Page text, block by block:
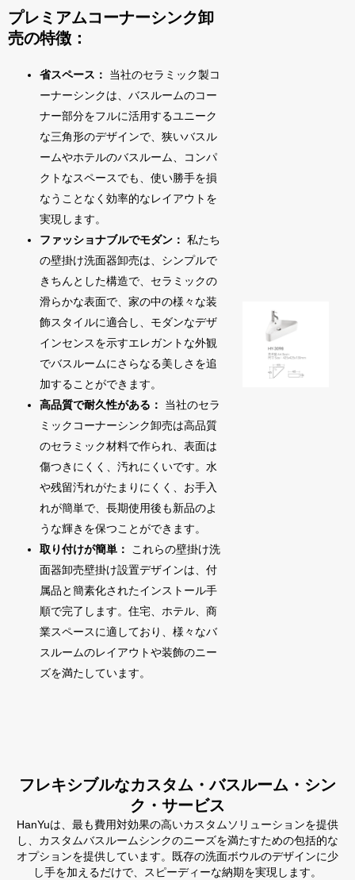
プレミアムコーナーシンク卸
売の特徴：
省スペース： 当社のセラミック製コ
ーナーシンクは、バスルームのコー
ナー部分をフルに活用するユニーク
な三角形のデザインで、狭いバスル
ームやホテルのバスルーム、コンパ
クトなスペースでも、使い勝手を損
なうことなく効率的なレイアウトを
実現します。
ファッショナブルでモダン： 私たち
の壁掛け洗面器卸売は、シンプルで
きちんとした構造で、セラミックの
滑らかな表面で、家の中の様々な装
飾スタイルに適合し、モダンなデザ
インセンスを示すエレガントな外観
でバスルームにさらなる美しさを追
加することができます。
高品質で耐久性がある： 当社のセラ
ミックコーナーシンク卸売は高品質
のセラミック材料で作られ、表面は
傷つきにくく、汚れにくいです。水
や残留汚れがたまりにくく、お手入
れが簡単で、長期使用後も新品のよ
うな輝きを保つことができます。
取り付けが簡単：
これらの壁掛け洗
面器卸売壁掛け設置デザインは、付
属品と簡素化されたインストール手
順で完了します。住宅、ホテル、商
業スペースに適しており、様々なバ
スルームのレイアウトや装飾のニー
ズを満たしています。
フレキシブルなカスタム・バスルーム・シン
ク・サービス
HanYuは、最も費用対効果の高いカスタムソリューションを提供
し、カスタムバスルームシンクのニーズを満たすための包括的な
オプションを提供しています。既存の洗面ボウルのデザインに少
し手を加えるだけで、スピーディーな納期を実現します。